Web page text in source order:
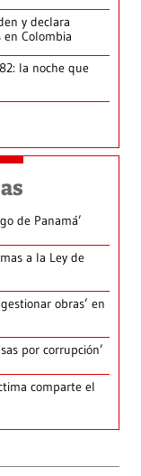
y declara
Colombia
la noche que
de Panamá’
a la Ley de
obras’ en
por corrupción’
comparte el